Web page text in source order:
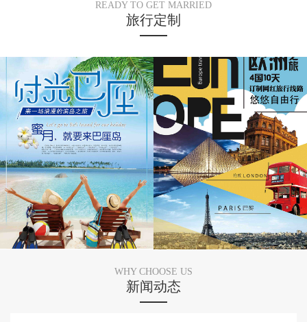
READY TO GET MARRIED
旅行定制
WHY CHOOSE US
新闻动态